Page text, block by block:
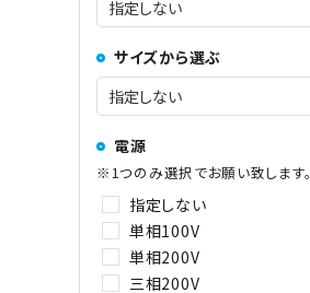
その他
サイズから選ぶ
電源
※1つのみ選択でお願い致します。
指定しない
単相100V
単相200V
三相200V